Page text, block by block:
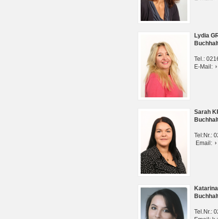
Lydia
Tel.:
E-Mail:
Sarah
Tel:Nr.:
Email:
Tel.Nr.: